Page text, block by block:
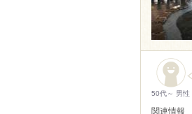
50代～ 男性
関連情報